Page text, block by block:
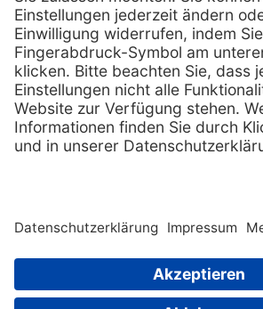
Sprechstundenbedarf
Retoure anmelden
Zertifikat
Copyright © 2026 PxD Praxis-Discount GmbH. All
Wir beliefern ausschließlich Fachkreise.